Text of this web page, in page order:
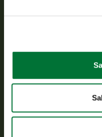
Tietoa meistä
Asiakaspalvelu
p. 029 431 2001
Usein kysytyt kysymykset